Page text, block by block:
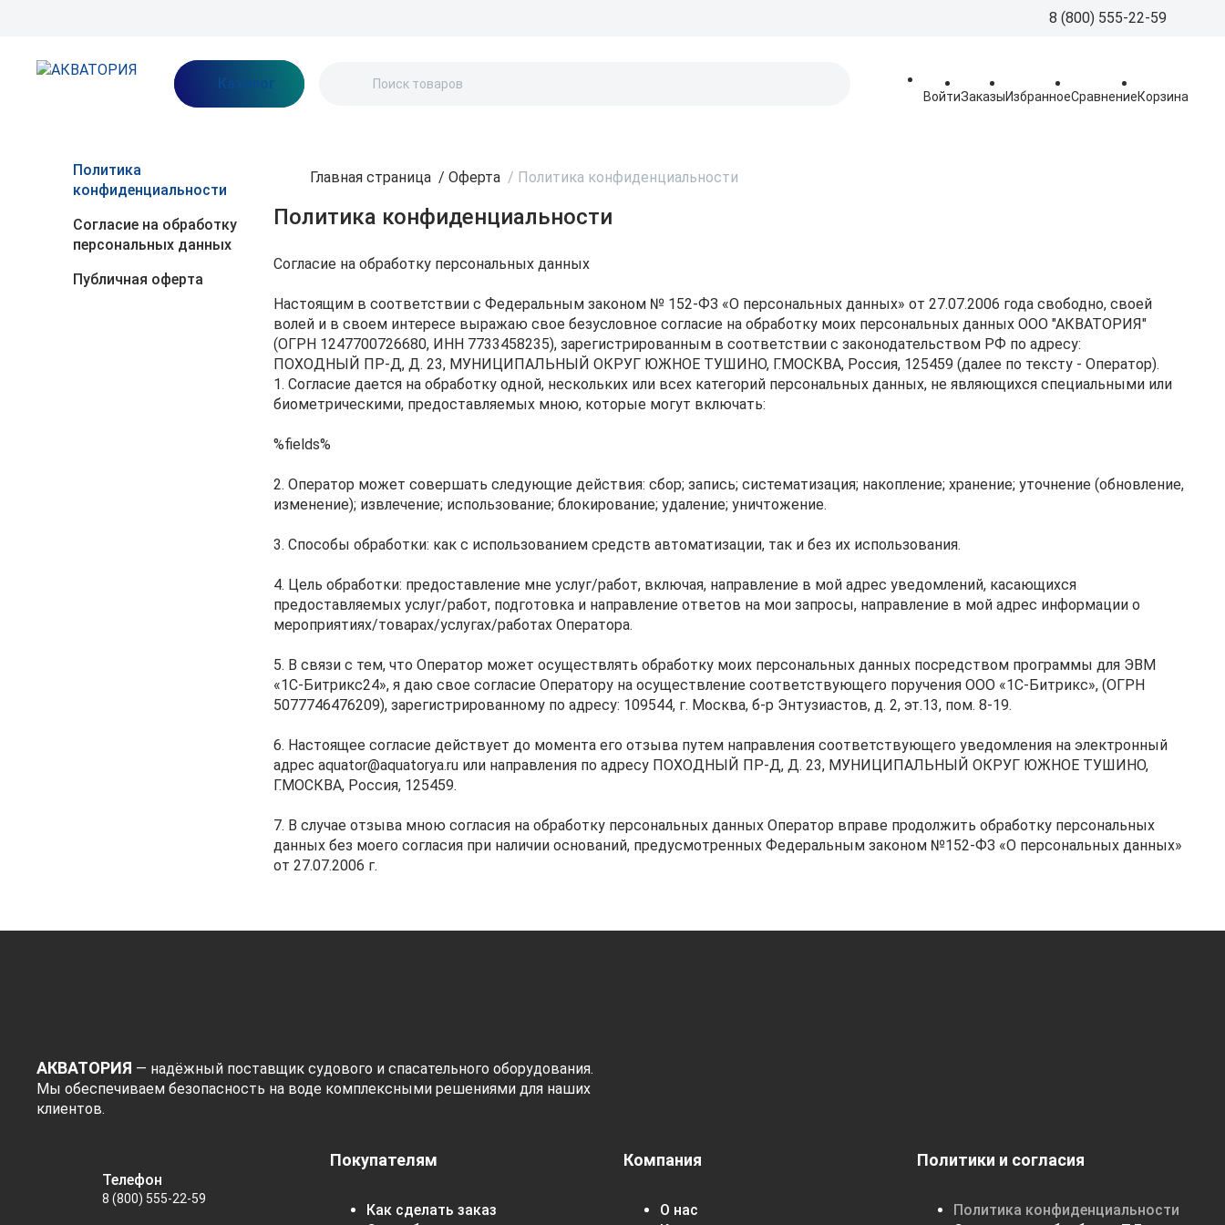
8 (800) 555-22-59
Call-Centre
Каталог
ВойтиЗаказыИзбранноеСравнениеКорзина
Политика
конфиденциальности
Согласие на обработку
персональных данных
Публичная оферта
Главная страница / Оферта / Политика конфиденциальности
Политика конфиденциальности
Согласие на обработку персональных данных
Настоящим в соответствии с Федеральным законом № 152-ФЗ «О персональных данных» от 27.07.2006 года свободно, своей
волей и в своем интересе выражаю свое безусловное согласие на обработку моих персональных данных ООО "АКВАТОРИЯ"
(ОГРН 1247700726680, ИНН 7733458235), зарегистрированным в соответствии с законодательством РФ по адресу:
ПОХОДНЫЙ ПР-Д, Д. 23, МУНИЦИПАЛЬНЫЙ ОКРУГ ЮЖНОЕ ТУШИНО, Г.МОСКВА, Россия, 125459 (далее по тексту - Оператор).
1. Согласие дается на обработку одной, нескольких или всех категорий персональных данных, не являющихся специальными или
биометрическими, предоставляемых мною, которые могут включать:
%fields%
2. Оператор может совершать следующие действия: сбор; запись; систематизация; накопление; хранение; уточнение (обновление,
изменение); извлечение; использование; блокирование; удаление; уничтожение.
3. Способы обработки: как с использованием средств автоматизации, так и без их использования.
4. Цель обработки: предоставление мне услуг/работ, включая, направление в мой адрес уведомлений, касающихся
предоставляемых услуг/работ, подготовка и направление ответов на мои запросы, направление в мой адрес информации о
мероприятиях/товарах/услугах/работах Оператора.
5. В связи с тем, что Оператор может осуществлять обработку моих персональных данных посредством программы для ЭВМ
«1С-Битрикс24», я даю свое согласие Оператору на осуществление соответствующего поручения ООО «1С-Битрикс», (ОГРН
5077746476209), зарегистрированному по адресу: 109544, г. Москва, б-р Энтузиастов, д. 2, эт.13, пом. 8-19.
6. Настоящее согласие действует до момента его отзыва путем направления соответствующего уведомления на электронный
адрес aquator@aquatorya.ru или направления по адресу ПОХОДНЫЙ ПР-Д, Д. 23, МУНИЦИПАЛЬНЫЙ ОКРУГ ЮЖНОЕ ТУШИНО,
Г.МОСКВА, Россия, 125459.
7. В случае отзыва мною согласия на обработку персональных данных Оператор вправе продолжить обработку персональных
данных без моего согласия при наличии оснований, предусмотренных Федеральным законом №152-ФЗ «О персональных данных»
от 27.07.2006 г.
АКВАТОРИЯ — надёжный поставщик судового и спасательного оборудования.
Мы обеспечиваем безопасность на воде комплексными решениями для наших
клиентов.
Покупателям
Как сделать заказ
Компания
О нас
Политики и согласия
Политика конфиденциальности
Телефон
8 (800) 555-22-59